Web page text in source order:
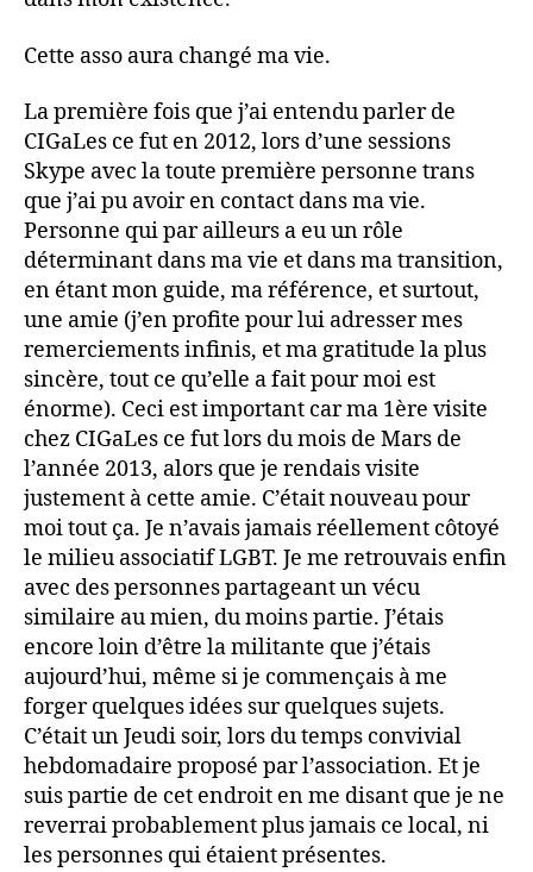
Cette asso aura changé ma vie.
La première fois que j’ai entendu parler de
CIGaLes ce fut en 2012, lors d’une sessions
Skype avec la toute première personne trans
que j’ai pu avoir en contact dans ma vie.
Personne qui par ailleurs a eu un rôle
déterminant dans ma vie et dans ma transition,
en étant mon guide, ma référence, et surtout,
une amie (j’en profite pour lui adresser mes
remerciements infinis, et ma gratitude la plus
sincère, tout ce qu’elle a fait pour moi est
énorme). Ceci est important car ma 1ère visite
chez CIGaLes ce fut lors du mois de Mars de
l’année 2013, alors que je rendais visite
justement à cette amie. C’était nouveau pour
moi tout ça. Je n’avais jamais réellement côtoyé
le milieu associatif LGBT. Je me retrouvais enfin
avec des personnes partageant un vécu
similaire au mien, du moins partie. J’étais
encore loin d’être la militante que j’étais
aujourd’hui, même si je commençais à me
forger quelques idées sur quelques sujets.
C’était un Jeudi soir, lors du temps convivial
hebdomadaire proposé par l’association. Et je
suis partie de cet endroit en me disant que je ne
reverrai probablement plus jamais ce local, ni
les personnes qui étaient présentes.